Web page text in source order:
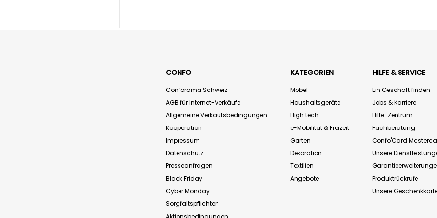
CONFO
Conforama Schweiz
AGB für Internet-Verkäufe
Allgemeine Verkaufsbedingungen
Kooperation
Impressum
Datenschutz
Presseanfragen
Black Friday
Cyber Monday
Sorgfaltspflichten
KATEGORIEN
Möbel
Haushaltsgeräte
High tech
e-Mobilität & Freizeit
Garten
Dekoration
Textilien
Angebote
HILFE & SERVICE
Ein Geschäft finden
Jobs & Karriere
Hilfe-Zentrum
Fachberatung
Confo'Card
Unsere
Produktrückrufe
Unsere